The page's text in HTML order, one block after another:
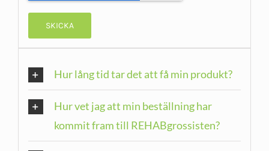
Hur lång tid tar det att få min produkt?
Hur vet jag att min beställning har
kommit fram till REHABgrossisten?